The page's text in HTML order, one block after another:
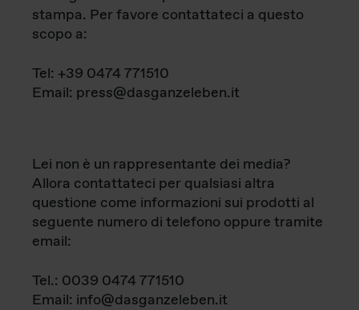
stampa. Per favore contattateci a questo
scopo a:
Tel: +39 0474 771510
Email: press@dasganzeleben.it
Lei non è un rappresentante dei media?
Allora contattateci per qualsiasi altra
questione come informazioni sui prodotti al
seguente numero di telefono oppure tramite
email:
Tel.: 0039 0474 771510
Email: info@dasganzeleben.it